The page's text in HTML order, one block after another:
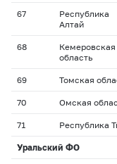
67
Республика
Алтай
68
Кемеровская
область
69 Томская
70 Омская
71 Республика
Уральский ФО